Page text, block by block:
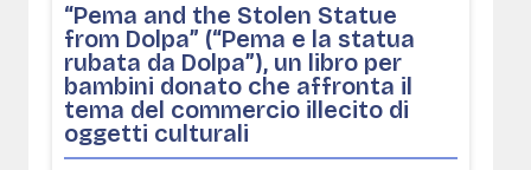
“Pema and the Stolen Statue
from Dolpa” (“Pema e la statua
rubata da Dolpa”), un libro per
bambini donato che affronta il
tema del commercio illecito di
oggetti culturali